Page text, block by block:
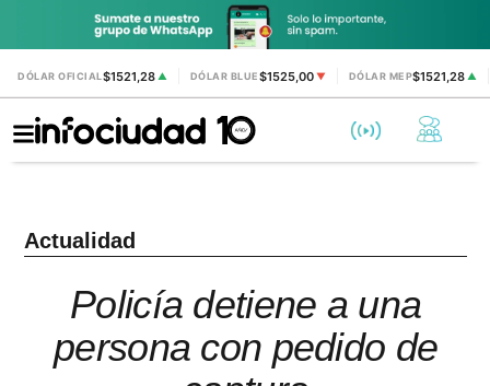
DÓLAR OFICIAL$1521,28 ▲ DÓLAR BLUE$1525,00 ▼ DÓLAR MEP$1521,28▲
Actualidad
Policía detiene a una
persona con pedido de